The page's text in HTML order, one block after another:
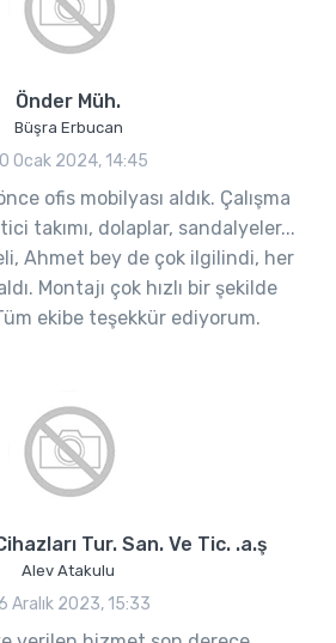
Önder Müh.
Büşra Erbucan
Ocak 2024, 14:45
ofis mobilyası aldık. Çalışma
takımı, dolaplar, sandalyeler...
Ahmet bey de çok ilgilindi, her
Montajı çok hızlı bir şekilde
ekibe teşekkür ediyorum.
Tur. San. Ve Tic. .a.ş
Alev Atakulu
Aralık 2023, 15:33